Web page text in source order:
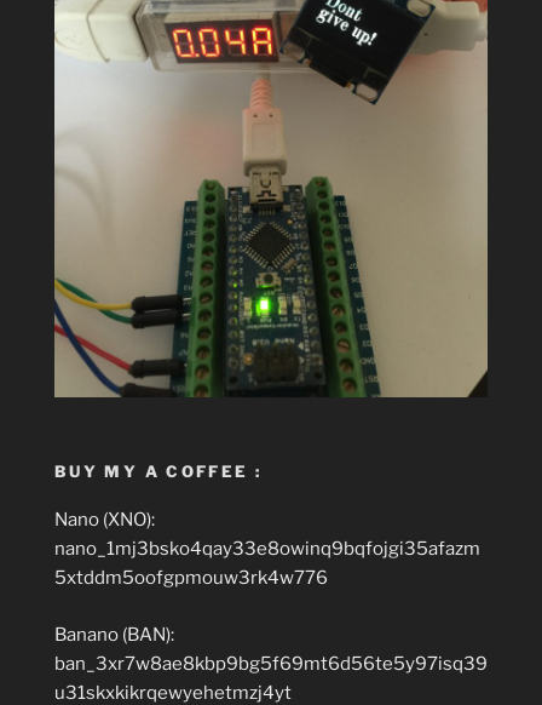
BUY MY A COFFEE :
Nano (XNO):
nano_1mj3bsko4qay33e8owinq9bqfojgi35afazm
5xtddm5oofgpmouw3rk4w776
Banano (BAN):
ban_3xr7w8ae8kbp9bg5f69mt6d56te5y97isq39
u31skxkikrqewyehetmzj4yt